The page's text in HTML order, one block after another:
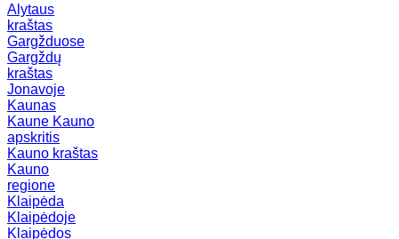
Alytaus
kraštas
Gargžduose
Gargždų
kraštas
Jonavoje
Kaunas
Kaune Kauno
apskritis
Kauno kraštas
Kauno
regione
Klaipėda
Klaipėdoje
Klaipėdos